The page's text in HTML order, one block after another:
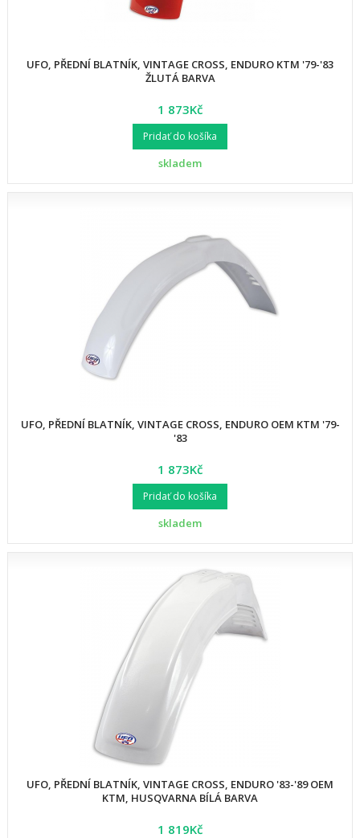
UFO, PŘEDNÍ BLATNÍK, VINTAGE CROSS, ENDURO KTM '79-'83
ŽLUTÁ BARVA
1 873Kč
Pridať do košíka
skladem
UFO, PŘEDNÍ BLATNÍK, VINTAGE CROSS, ENDURO OEM KTM '79-
'83
1 873Kč
Pridať do košíka
skladem
UFO, PŘEDNÍ BLATNÍK, VINTAGE CROSS, ENDURO '83-'89 OEM
KTM, HUSQVARNA BÍLÁ BARVA
1 819Kč